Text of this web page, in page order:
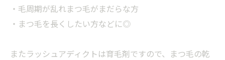
・毛周期が乱れまつ毛がまだらな方
・まつ毛を長くしたい方などに◎
またラッシュアディクトは育毛剤ですので、まつ毛の乾